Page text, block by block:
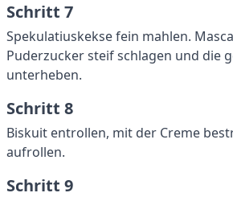
Schritt 7
Spekulatiuskekse fein mahlen.
Puderzucker steif schlagen und die
unterheben.
Schritt 8
Biskuit entrollen, mit der Creme
aufrollen.
Schritt 9